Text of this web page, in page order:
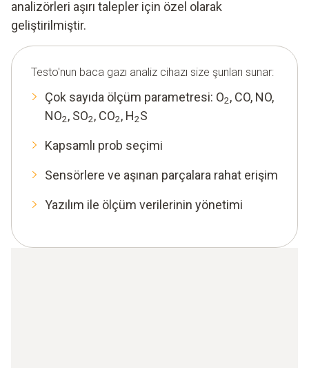
analizörleri aşırı talepler için özel olarak
geliştirilmiştir.
Testo'nun baca gazı analiz cihazı size şunları sunar:
Çok sayıda ölçüm parametresi: O2, CO, NO,
NO2, SO2, CO2, H2S
Kapsamlı prob seçimi
Sensörlere ve aşınan parçalara rahat erişim
Yazılım ile ölçüm verilerinin yönetimi